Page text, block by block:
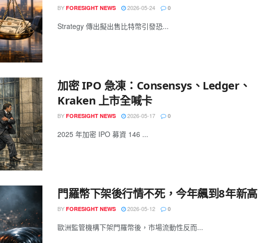
BY FORESIGHT NEWS 2026-05-24 0
Strategy 傳出擬出售比特幣引發恐...
加密 IPO 急凍：Consensys、Ledger、
Kraken 上市全喊卡
BY FORESIGHT NEWS 2026-05-17 0
2025 年加密 IPO 募資 146 ...
門羅幣下架後行情不死，今年飆到8年新高
BY FORESIGHT NEWS 2026-05-12 0
歐洲監管機構下架門羅幣後，市場流動性反而...